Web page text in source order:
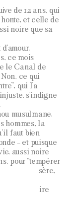
de 12 ans, qui
et celle de
noire que sa
ce mois
le Canal de
ce qui
qui l’a
s’indigne
musulmane,
hommes, la
faut bien
– et puisque
aussi noire
pour “tempérer
la misère,
au Caire